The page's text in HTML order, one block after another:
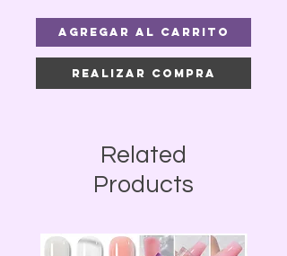
Agregar al carrito
Realizar compra
Related
Products